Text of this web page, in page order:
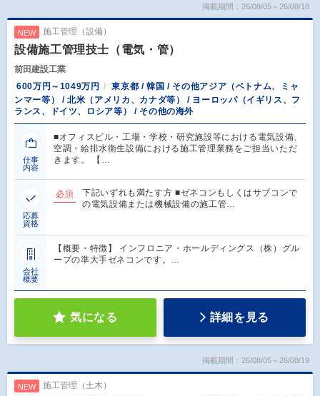
掲載期間：26/08/05～26/08/18
NEW 施工管理（設備）
設備施工管理技士（電気・管）
前田建設工業
600万円～1049万円
東京都 / 韓国 / その他アジア（ベトナム、ミャ
ンマー等） / 北米（アメリカ、カナダ等） / ヨーロッパ（イギリス、フ
ランス、ドイツ、ロシア等） / その他の海外
仕事
内容
■オフィスビル・工場・学校・研究施設等における電気設備、
空調・給排水衛生設備における施工管理業務をご担当いただ
きます。 【…
応募
資格
必須
下記いずれも満たす方 ■ゼネコンもしくはサブコンで
の電気設備または機械設備の施工管…
会社
概要
【概要・特徴】 インフロニア・ホールディングス（株）グル
ープの準大手ゼネコンです。…
気になる 詳細を見る
掲載期間：26/08/05～26/08/19
NEW 施工管理（土木）